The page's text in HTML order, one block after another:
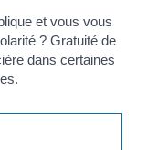
et vous vous
? Gratuité de
dans certaines